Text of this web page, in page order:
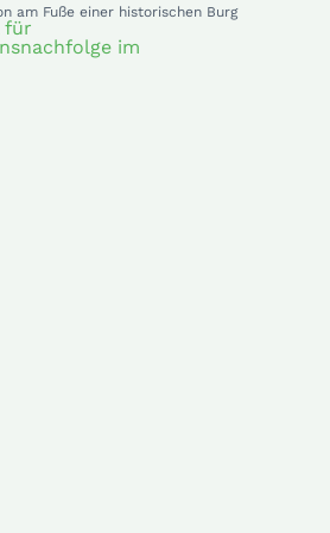
am Fuße einer historischen Burg